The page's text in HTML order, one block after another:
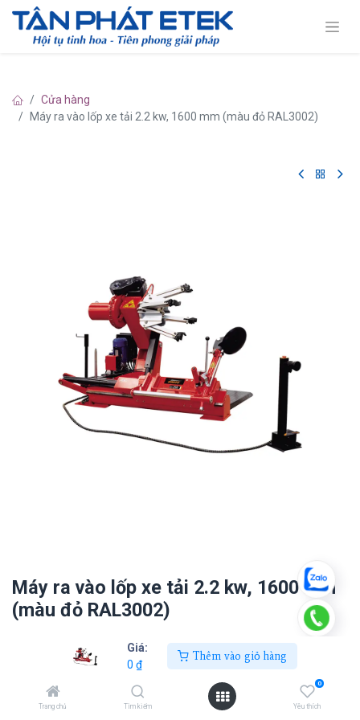
Giá:
0 ₫
Thêm vào giỏ hàng
Trang chủ Tìm kiếm
0
Yêu thích
Cửa hàng
Máy ra vào lốp xe tải 2.2 kw, 1600 mm (màu đỏ RAL3002)
Máy ra vào lốp xe tải 2.2 kw, 1600 mm
(màu đỏ RAL3002)
Thêm vào giỏ hàng